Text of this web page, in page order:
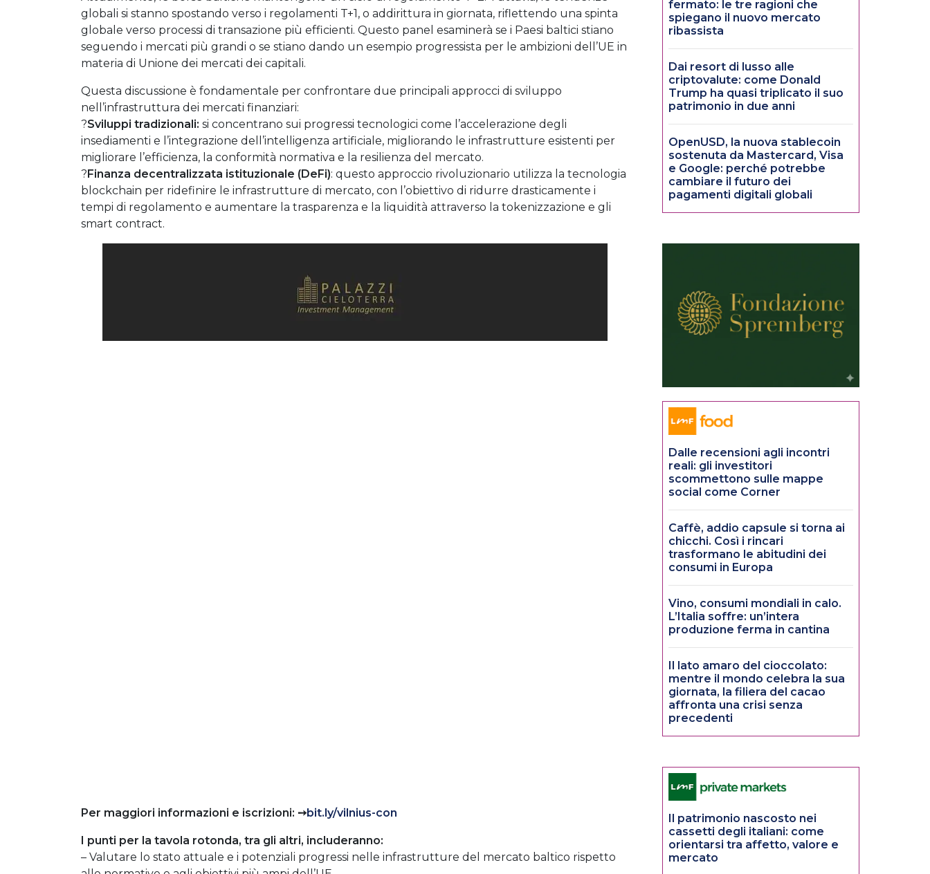
globali si stanno spostando verso i regolamenti T+1, o addirittura in giornata, riflettendo una spinta
globale verso processi di transazione più efficienti. Questo panel esaminerà se i Paesi baltici stiano
seguendo i mercati più grandi o se stiano dando un esempio progressista per le ambizioni dell’UE in
materia di Unione dei mercati dei capitali.
Questa discussione è fondamentale per confrontare due principali approcci di sviluppo
nell’infrastruttura dei mercati finanziari:
?Sviluppi tradizionali: si concentrano sui progressi tecnologici come l’accelerazione degli
insediamenti e l’integrazione dell’intelligenza artificiale, migliorando le infrastrutture esistenti per
migliorare l’efficienza, la conformità normativa e la resilienza del mercato.
?Finanza decentralizzata istituzionale (DeFi): questo approccio rivoluzionario utilizza la tecnologia
blockchain per ridefinire le infrastrutture di mercato, con l’obiettivo di ridurre drasticamente i
tempi di regolamento e aumentare la trasparenza e la liquidità attraverso la tokenizzazione e gli
smart contract.
Per maggiori informazioni e iscrizioni: ➙bit.ly/vilnius-con
I punti per la tavola rotonda, tra gli altri, includeranno:
– Valutare lo stato attuale e i potenziali progressi nelle infrastrutture del mercato baltico rispetto
fermato: le tre ragioni che
spiegano il nuovo mercato
ribassista
Dai resort di lusso alle
criptovalute: come Donald
Trump ha quasi triplicato il suo
patrimonio in due anni
OpenUSD, la nuova stablecoin
sostenuta da Mastercard, Visa
e Google: perché potrebbe
cambiare il futuro dei
pagamenti digitali globali
Dalle recensioni agli incontri
reali: gli investitori
scommettono sulle mappe
social come Corner
Caffè, addio capsule si torna ai
chicchi. Così i rincari
trasformano le abitudini dei
consumi in Europa
Vino, consumi mondiali in calo.
L’Italia soffre: un’intera
produzione ferma in cantina
Il lato amaro del cioccolato:
mentre il mondo celebra la sua
giornata, la filiera del cacao
affronta una crisi senza
precedenti
Il patrimonio nascosto nei
cassetti degli italiani: come
orientarsi tra affetto, valore e
mercato